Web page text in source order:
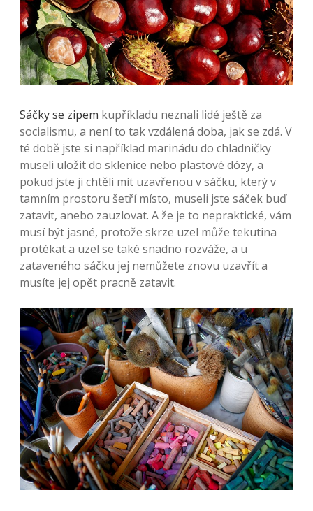
Sáčky se zipem kupříkladu neznali lidé ještě za
socialismu, a není to tak vzdálená doba, jak se zdá. V
té době jste si například marinádu do chladničky
museli uložit do sklenice nebo plastové dózy, a
pokud jste ji chtěli mít uzavřenou v sáčku, který v
tamním prostoru šetří místo, museli jste sáček buď
zatavit, anebo zauzlovat. A že je to nepraktické, vám
musí být jasné, protože skrze uzel může tekutina
protékat a uzel se také snadno rozváže, a u
zataveného sáčku jej nemůžete znovu uzavřít a
musíte jej opět pracně zatavit.